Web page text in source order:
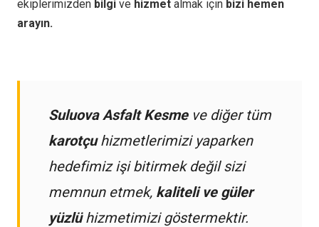
ekiplerimizden bilgi ve hizmet almak için bizi hemen
arayın.
Suluova Asfalt Kesmeve diğer tüm
karotçuhizmetlerimizi yaparken
hedefimiz işi bitirmek değil sizi
memnun etmek, kaliteli ve güler
yüzlühizmetimizi göstermektir.